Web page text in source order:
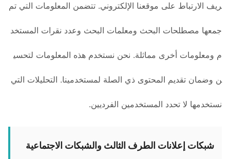
ريف الارتباط على موقعنا الإلكتروني. تتضمن المعلومات التي تم
جمعها مصطلحات البحث ومعلمات البحث وعدد نقرات المستخد
م ومعلومات أخرى مماثلة. نحن نستخدم هذه المعلومات لتحسي
ن وضمان تقديم المحتوى ذي الصلة لمستخدمينا. التحليلات التي
نستخدمها لا تحدد المستخدمين الفرديين.
شبكات إعلانات الطرف الثالث والشبكات الاجتماعية